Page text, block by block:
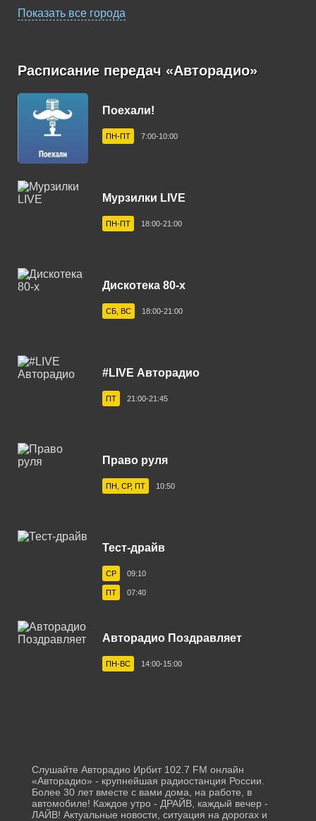
Апшеронск 102.9 FM
Армавир 102.3 FM
Арсеньев 102.8 FM
Артем 106.1 FM
Архангельск 101.6 FM
Астрахань 101.7 FM
Ахтубинск 104.8 FM
Балаково 105.5 FM
Балашов 100.0 FM
Бежецк 102.4 FM
Белгород 107.7 FM
Белово 107.0 FM
Белогорск 102.3 FM
Белорецк 102.0 FM
Березники 100.1 FM
Биробиджан 106.4 FM
Благовещенск 87.7 FM
Бологое 106.4 FM
Бугульма 105.9 FM
Буденновск 106.0 FM
Бузулук 106.8 FM
Показать все города
Расписание передач «Авторадио»
Поехали!
ПН-ПТ 7:00-10:00
Мурзилки LIVE
ПН-ПТ 18:00-21:00
Дискотека 80-х
СБ, ВС 18:00-21:00
#LIVE Авторадио
ПТ 21:00-21:45
Право руля
ПН, СР, ПТ 10:50
Тест-драйв
СР 09:10
ПТ 07:40
Авторадио Поздравляет
ПН-ВС 14:00-15:00
Слушайте Авторадио Ирбит 102.7 FM онлайн
«Авторадио» - крупнейшая радиостанция России.
Более 30 лет вместе с вами дома, на работе, в
автомобиле! Каждое утро - ДРАЙВ, каждый вечер -
ЛАЙВ! Актуальные новости, ситуация на дорогах и